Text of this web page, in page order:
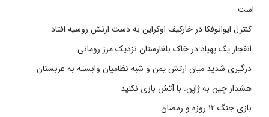
است
کنترل ایوانوفکا در خارکیف اوکراین به دست ارتش روسیه افتاد
انفجار یک پهپاد در خاک بلغارستان نزدیک مرز رومانی
درگیری شدید میان ارتش یمن و شبه نظامیان وابسته به عربستان
هشدار چین به ژاپن: با آتش بازی نکنید
بازی جنگ ۱۲ روزه و رمضان